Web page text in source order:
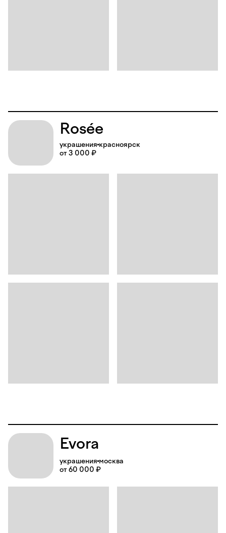
Rosée
украшения красноярск
от 3 000 ₽
Evora
украшения москва
от 60 000 ₽